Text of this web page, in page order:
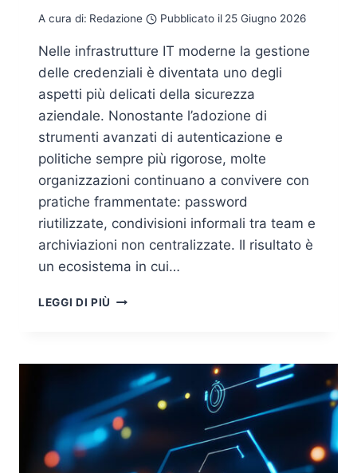
A cura di: Redazione Pubblicato il 25 Giugno 2026
Nelle infrastrutture IT moderne la gestione
delle credenziali è diventata uno degli
aspetti più delicati della sicurezza
aziendale. Nonostante l’adozione di
strumenti avanzati di autenticazione e
politiche sempre più rigorose, molte
organizzazioni continuano a convivere con
pratiche frammentate: password
riutilizzate, condivisioni informali tra team e
archiviazioni non centralizzate. Il risultato è
un ecosistema in cui…
LEGGI DI PIÙ GESTIONE
DEL
GESTORE
DELLE
PASSWORD